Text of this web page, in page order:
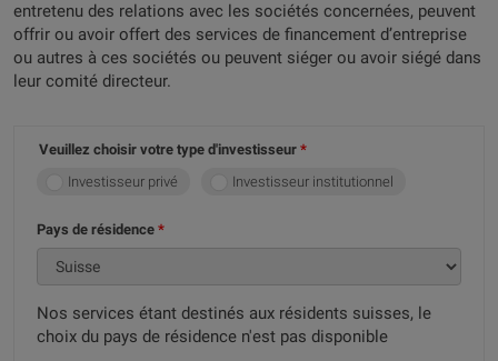
entretenu des relations avec les sociétés concernées, peuvent
offrir ou avoir offert des services de financement d’entreprise
ou autres à ces sociétés ou peuvent siéger ou avoir siégé dans
leur comité directeur.
Veuillez choisir votre type d'investisseur
Investisseur privé
Investisseur institutionnel
Pays de résidence
Nos services étant destinés aux résidents suisses, le
choix du pays de résidence n'est pas disponible